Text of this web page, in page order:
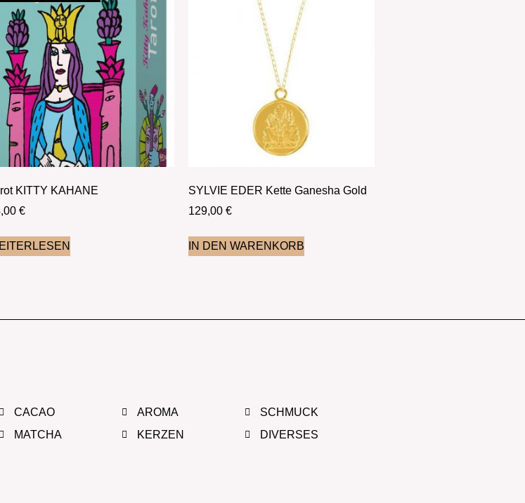
KITTY KAHANE
€
SYLVIE EDER Kette Ganesha Gold
129,00 €
IN DEN WARENKORB
CACAO
MATCHA
AROMA
KERZEN
SCHMUCK
DIVERSES